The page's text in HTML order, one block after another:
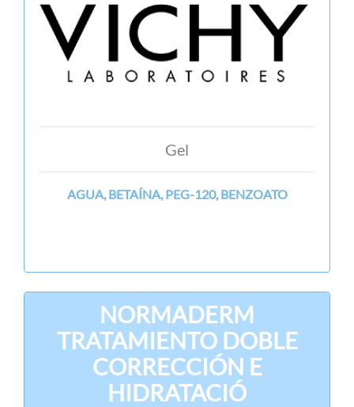
Gel
AGUA, BETAÍNA, PEG-120, BENZOATO
NORMADERM
TRATAMIENTO DOBLE
CORRECCIÓN E
HIDRATACIÓ